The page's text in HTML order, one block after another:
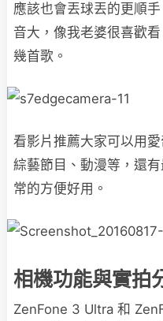
應該也會丟球丟的更順
音大，像我老婆很喜歡
幾首歌。
看影片推薦大家可以用
綜藝節目、動漫等，還
常的方便好用。
相機功能與實拍
ZenFone 3 Ultra 和